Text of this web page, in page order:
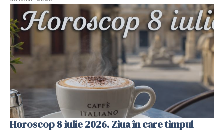
Horoscop 8 iulie 2026. Ziua în care timpul